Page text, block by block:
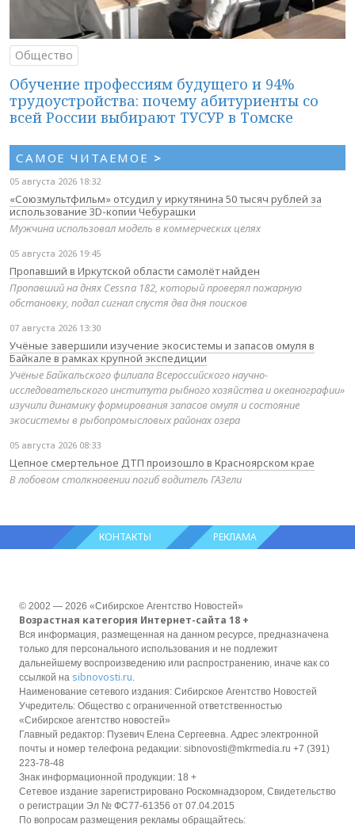
Общество
Обучение профессиям будущего и 94%
трудоустройства: почему абитуриенты со
всей России выбирают ТУСУР в Томске
САМОЕ ЧИТАЕМОЕ >
05 августа 2026 18:32
«Союзмультфильм» отсудил у иркутянина 50 тысяч рублей за
использование 3D-копии Чебурашки
Мужчина использовал модель в коммерческих целях
05 августа 2026 19:45
Пропавший в Иркутской области самолёт найден
Пропавший на днях Cessna 182, который проверял пожарную
обстановку, подал сигнал спустя два дня поисков
07 августа 2026 13:30
Учёные завершили изучение экосистемы и запасов омуля в
Байкале в рамках крупной экспедиции
Учёные Байкальского филиала Всероссийского научно-
исследовательского института рыбного хозяйства и океанографии»
изучили динамику формирования запасов омуля и состояние
экосистемы в рыбопромысловых районах озера
05 августа 2026 08:33
Цепное смертельное ДТП произошло в Красноярском крае
В лобовом столкновении погиб водитель ГАЗели
КОНТАКТЫ РЕКЛАМА
© 2002 — 2026 «Сибирское Агентство Новостей»
Возрастная категория Интернет-сайта 18 +
Вся информация, размещенная на данном ресурсе, предназначена
только для персонального использования и не подлежит
дальнейшему воспроизведению или распространению, иначе как со
ссылкой на sibnovosti.ru
Наименование сетевого издания: Сибирское Агентство Новостей
Учредитель: Общество с ограниченной ответственностью
«Сибирское агентство новостей»
Главный редактор: Пузевич Елена Сергеевна. Адрес электронной
почты и номер телефона редакции: sibnovosti@mkrmedia.ru +7 (391)
223-78-48
Знак информационной продукции: 18 +
Сетевое издание зарегистрировано Роскомнадзором, Свидетельство
о регистрации Эл № ФС77-61356 от 07.04.2015
По вопросам размещения рекламы обращайтесь: